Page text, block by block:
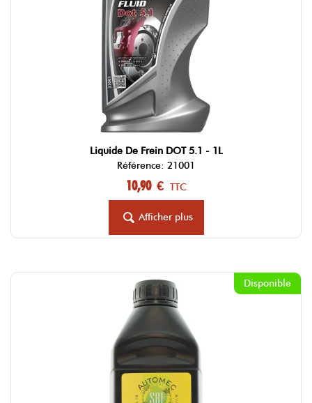
Liquide De Frein DOT 5.1 - 1L
Référence: 21001
10,90 € TTC
Afficher plus
Disponible